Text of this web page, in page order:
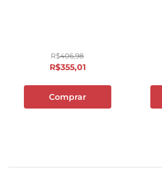
R$406,98
R$355,01
Comprar